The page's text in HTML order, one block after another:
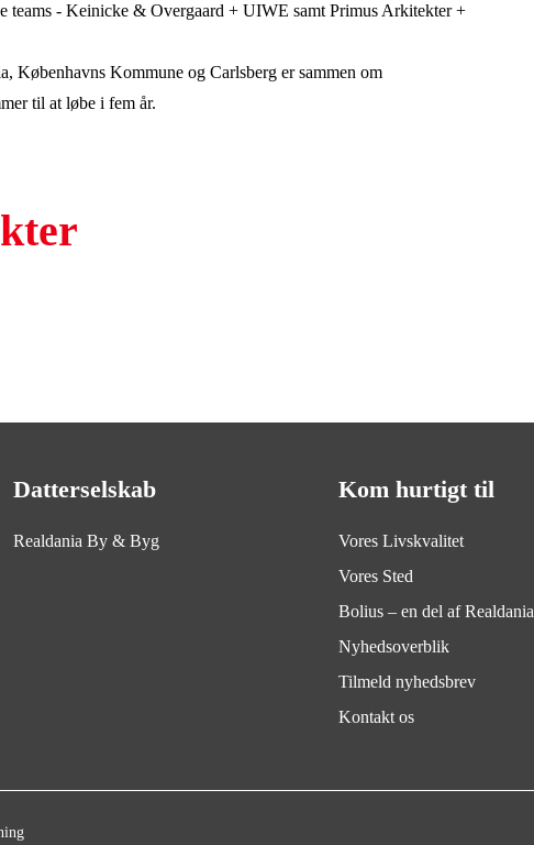
teams - Keinicke & Overgaard + UIWE samt Primus Arkitekter +
Københavns Kommune og Carlsberg er sammen om
til at løbe i fem år.
Datterselskab
Realdania By & Byg
Kom hurtigt til
Vores Livskvalitet
Vores Sted
Bolius – en del af Realdania
Nyhedsoverblik
Tilmeld nyhedsbrev
Kontakt os